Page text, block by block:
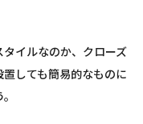
イルなのか、クローズ
しても簡易的なものに